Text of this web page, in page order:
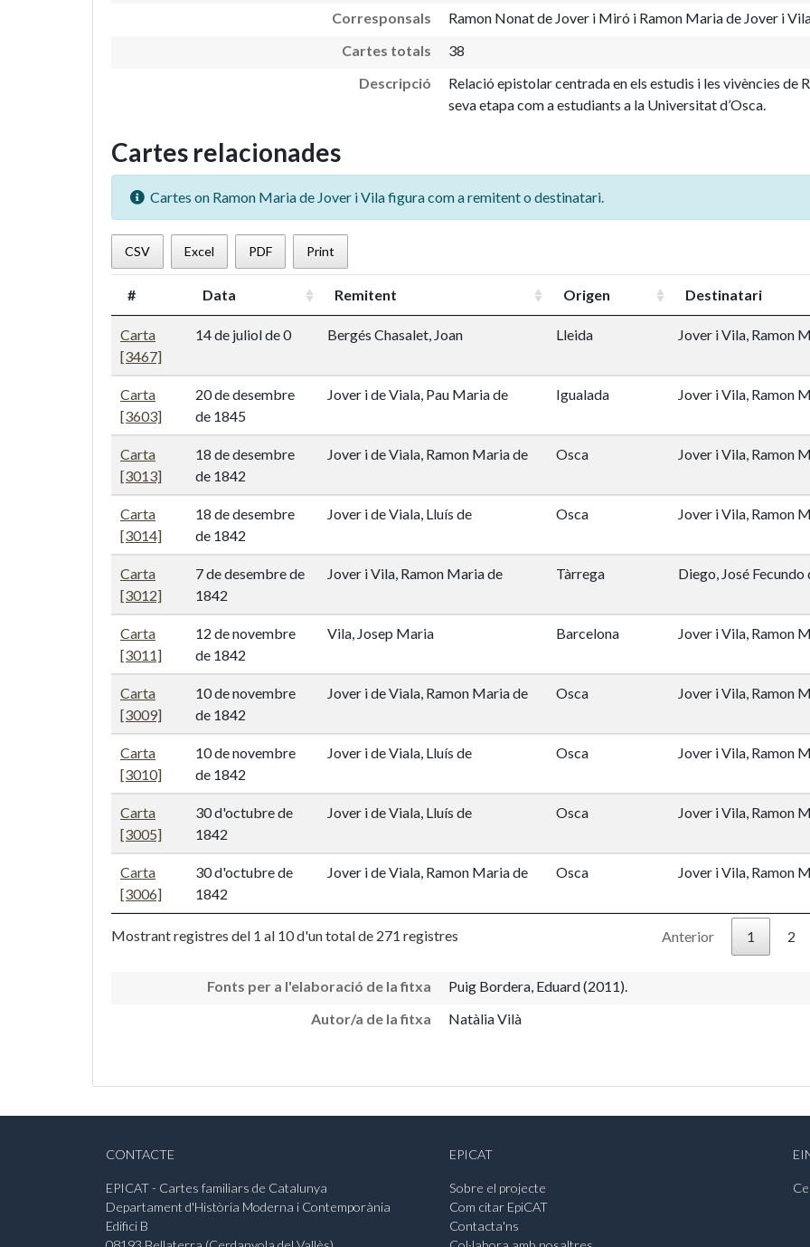
Corresponsals
Ramon Nonat de Jover i Miró i Ramon Maria de Jover i
Cartes totals
38
Descripció
Relació epistolar centrada en els estudis i les vivències de
seva etapa com a estudiants a la Universitat d’Osca.
Cartes relacionades
Cartes on Ramon Maria de Jover i Vila figura com a remitent o destinatari.
CSV Excel PDF Print
# Data Remitent Origen Destinatari
Carta
[3467]
14 de juliol de 0 Bergés Chasalet, Joan Lleida Jover i Vila, Ramon
Carta
[3603]
20 de desembre
de 1845
Jover i de Viala, Pau Maria de Igualada Jover i Vila, Ramon
Carta
[3013]
18 de desembre
de 1842
Jover i de Viala, Ramon Maria de Osca Jover i Vila, Ramon
Carta
[3014]
18 de desembre
de 1842
Jover i de Viala, Lluís de Osca Jover i Vila, Ramon
Carta
[3012]
7 de desembre de
1842
Jover i Vila, Ramon Maria de Tàrrega Diego, José Fecundo
Carta
[3011]
12 de novembre
de 1842
Vila, Josep Maria Barcelona Jover i Vila, Ramon
Carta
[3009]
10 de novembre
de 1842
Jover i de Viala, Ramon Maria de Osca Jover i Vila, Ramon
Carta
[3010]
10 de novembre
de 1842
Jover i de Viala, Lluís de Osca Jover i Vila, Ramon
Carta
[3005]
30 d'octubre de
1842
Jover i de Viala, Lluís de Osca Jover i Vila, Ramon
Carta
[3006]
30 d'octubre de
1842
Jover i de Viala, Ramon Maria de Osca Jover i Vila, Ramon
Mostrant registres del 1 al 10 d'un total de 271 registres Anterior 1 2
Fonts per a l'elaboració de la fitxa
Puig Bordera, Eduard (2011).
Autor/a de la fitxa
Natàlia Vilà
CONTACTE
EPICAT - Cartes familiars de Catalunya
Departament d'Història Moderna i Contemporània
Edifici B
EPICAT
Sobre el projecte
Com citar EpiCAT
Contacta'ns